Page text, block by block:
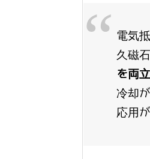
電気
久磁
を両立
冷却
応用